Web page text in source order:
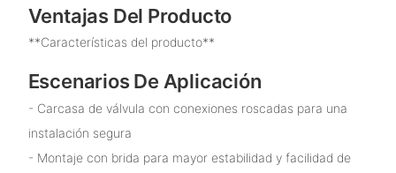
Ventajas Del Producto
**Características del producto**
Escenarios De Aplicación
- Carcasa de válvula con conexiones roscadas para una
instalación segura
- Montaje con brida para mayor estabilidad y facilidad de